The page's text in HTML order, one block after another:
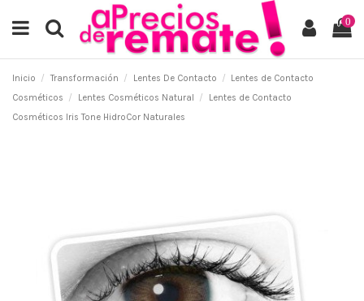
0
Inicio Transformación Lentes De Contacto
Lentes de Contacto
Cosméticos
Lentes Cosméticos Natural
Lentes de Contacto
Cosméticos Iris Tone HidroCor Naturales